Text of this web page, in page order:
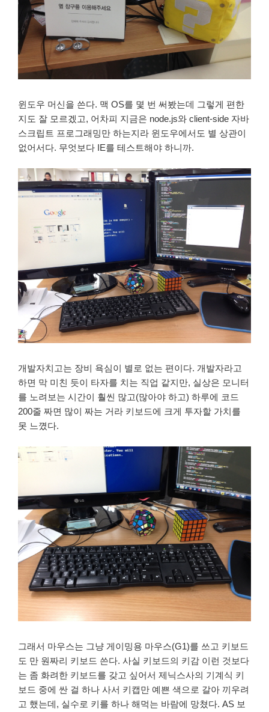
윈도우 머신을 쓴다. 맥 OS를 몇 번 써봤는데 그렇게 편한
지도 잘 모르겠고, 어차피 지금은 node.js와 client-side 자바
스크립트 프로그래밍만 하는지라 윈도우에서도 별 상관이
없어서다. 무엇보다 IE를 테스트해야 하니까.
개발자치고는 장비 욕심이 별로 없는 편이다. 개발자라고
하면 막 미친 듯이 타자를 치는 직업 같지만, 실상은 모니터
를 노려보는 시간이 훨씬 많고(많아야 하고) 하루에 코드
200줄 짜면 많이 짜는 거라 키보드에 크게 투자할 가치를
못 느꼈다.
그래서 마우스는 그냥 게이밍용 마우스(G1)를 쓰고 키보드
도 만 원짜리 키보드 쓴다. 사실 키보드의 키감 이런 것보다
는 좀 화려한 키보드를 갖고 싶어서 제닉스사의 기계식 키
보드 중에 싼 걸 하나 사서 키캡만 예쁜 색으로 갈아 끼우려
고 했는데, 실수로 키를 하나 해먹는 바람에 망쳤다. AS 보